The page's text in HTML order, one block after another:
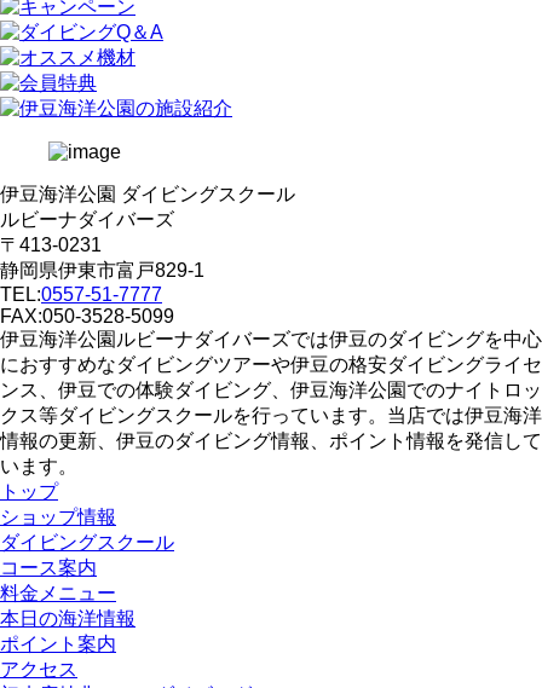
伊豆海洋公園 ダイビングスクール
ルビーナダイバーズ
〒413-0231
静岡県伊東市富戸829-1
TEL:0557-51-7777
FAX:050-3528-5099
伊豆海洋公園ルビーナダイバーズでは伊豆のダイビングを中心
におすすめなダイビングツアーや伊豆の格安ダイビングライセ
ンス、伊豆での体験ダイビング、伊豆海洋公園でのナイトロッ
クス等ダイビングスクールを行っています。当店では伊豆海洋
情報の更新、伊豆のダイビング情報、ポイント情報を発信して
います。
トップ
ショップ情報
ダイビングスクール
コース案内
料金メニュー
本日の海洋情報
ポイント案内
アクセス